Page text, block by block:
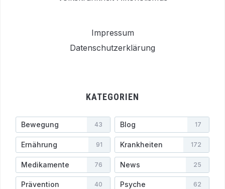
Impressum
Datenschutzerklärung
KATEGORIEN
Bewegung 43 Blog 17
Ernährung 91 Krankheiten 172
Medikamente 76 News 25
Prävention 40 Psyche 62